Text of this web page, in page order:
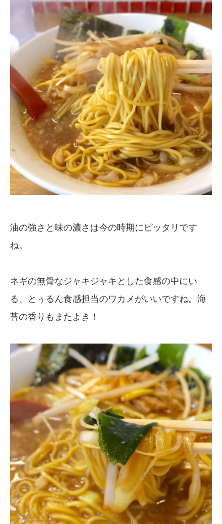
油の強さと味の濃さは今の時期にピッタリです
ね。
ネギの無骨なジャキジャキとした食感の中にい
る、とぅるん食感担当のワカメがいいですね。海
苔の香りもまたよき！